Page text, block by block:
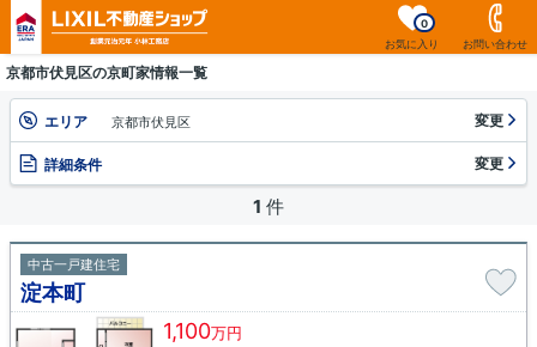
お気に入り
0
お問い合わせ
京都市伏見区の京町家情報一覧
エリア 京都市伏見区 変更
詳細条件 変更
1 件
中古一戸建住宅
淀本町
1,100万円